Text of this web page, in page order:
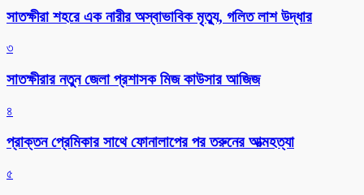
সাতক্ষীরা শহরে এক নারীর অস্বাভাবিক মৃত্যু, গলিত লাশ উদ্ধার
৩
সাতক্ষীরার নতুন জেলা প্রশাসক মিজ কাউসার আজিজ
৪
প্রাক্তন প্রেমিকার সাথে ফোনালাপের পর তরুনের আত্মহত্যা
৫